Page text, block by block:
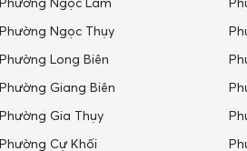
Phường Ngọc Lâm
Phường Ngọc Thụy
Phường Long Biên
Phường Giang Biên
Phường Gia Thụy
Phường Cự Khối